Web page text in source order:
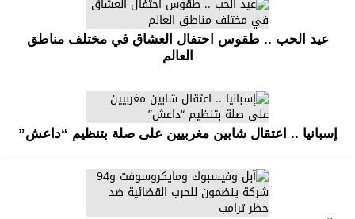
عيد الحب .. طقوس احتفال العشاق في مختلف مناطق
العالم
إسبانيا .. اعتقال شابين مغربيين على صلة بتنظيم “داعش”